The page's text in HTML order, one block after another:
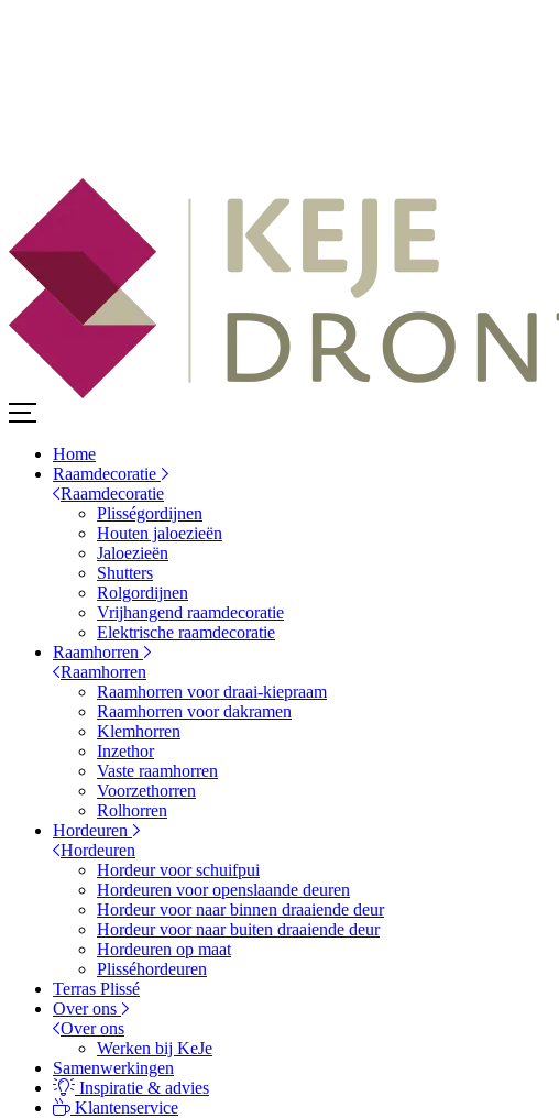
Home
Raamdecoratie
Raamdecoratie
Plisségordijnen
Houten jaloezieën
Jaloezieën
Shutters
Rolgordijnen
Vrijhangend raamdecoratie
Elektrische raamdecoratie
Raamhorren
Raamhorren
Raamhorren voor draai-kiepraam
Raamhorren voor dakramen
Klemhorren
Inzethor
Vaste raamhorren
Voorzethorren
Rolhorren
Hordeuren
Hordeuren
Hordeur voor schuifpui
Hordeuren voor openslaande deuren
Hordeur voor naar binnen draaiende deur
Hordeur voor naar buiten draaiende deur
Hordeuren op maat
Plisséhordeuren
Terras Plissé
Over ons
Over ons
Werken bij KeJe
Samenwerkingen
Inspiratie & advies
Klantenservice